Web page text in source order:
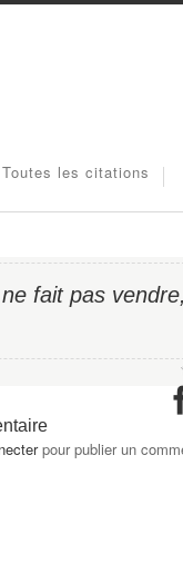
Toutes les citations
fait pas
pour publier un